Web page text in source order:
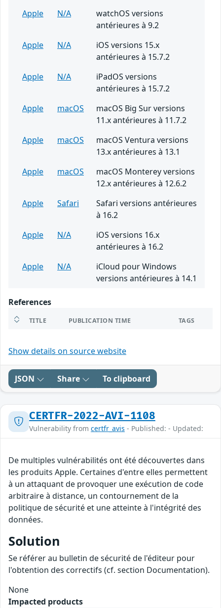
Apple
N/A
watchOS versions
antérieures à 9.2
Apple
N/A
iOS versions 15.x
antérieures à 15.7.2
Apple
N/A
iPadOS versions
antérieures à 15.7.2
Apple
macOS
macOS Big Sur versions
11.x antérieures à 11.7.2
Apple
macOS
macOS Ventura versions
13.x antérieures à 13.1
Apple
macOS
macOS Monterey versions
12.x antérieures à 12.6.2
Apple
Safari
Safari versions antérieures
à 16.2
Apple
N/A
iOS versions 16.x
antérieures à 16.2
Apple
N/A
iCloud pour Windows
versions antérieures à 14.1
References
TITLE PUBLICATION TIME TAGS
Show details on source website
JSON Share To clipboard
CERTFR-2022-AVI-1108
Vulnerability from certfr_avis - Published: - Updated:
De multiples vulnérabilités ont été découvertes dans
les produits Apple. Certaines d'entre elles permettent
à un attaquant de provoquer une exécution de code
arbitraire à distance, un contournement de la
politique de sécurité et une atteinte à l'intégrité des
données.
Solution
Se référer au bulletin de sécurité de l'éditeur pour
l'obtention des correctifs (cf. section Documentation).
None
Impacted products